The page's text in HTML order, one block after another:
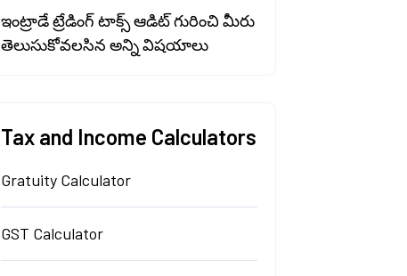
ఇంట్రాడే ట్రేడింగ్ టాక్స్ ఆడిట్ గురించి మీరు
తెలుసుకోవలసిన అన్ని విషయాలు
Tax and Income Calculators
Gratuity Calculator
GST Calculator